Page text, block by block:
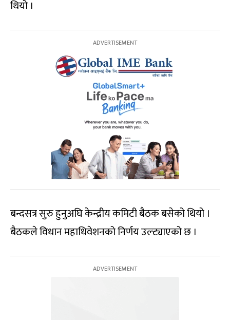
थियो ।
बन्दसत्र सुरु हुनुअघि केन्द्रीय कमिटी बैठक बसेको थियो ।
बैठकले विधान महाधिवेशनको निर्णय उल्ट्याएको छ ।